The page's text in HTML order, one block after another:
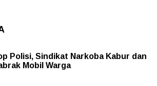
Polisi, Sindikat Narkoba Kabur dan
Mobil Warga